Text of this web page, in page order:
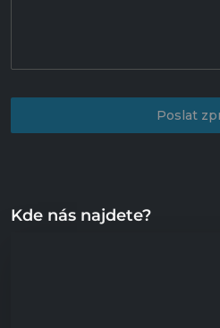
Poslat
Kde nás najdete?